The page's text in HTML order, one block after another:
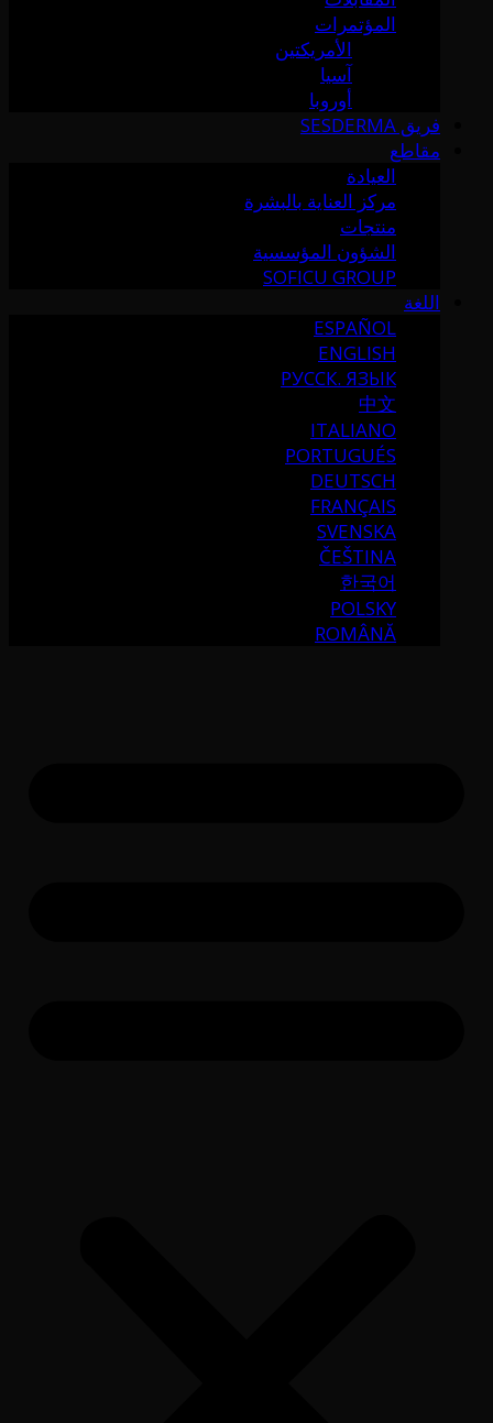
المؤتمرات
الأمريكتين
آسيا
أوروبا
فريق SESDERMA
مقاطع
العيادة
مركز العناية بالبشرة
منتجات
الشؤون المؤسسية
SOFICU GROUP
اللغة
ESPAÑOL
ENGLISH
РУССК. ЯЗЫК
中文
ITALIANO
PORTUGUÉS
DEUTSCH
FRANÇAIS
SVENSKA
ČEŠTINA
한국어
POLSKY
ROMÂNĂ